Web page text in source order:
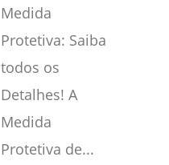
Medida
Protetiva: Saiba
todos os
Detalhes! A
Medida
Protetiva de...